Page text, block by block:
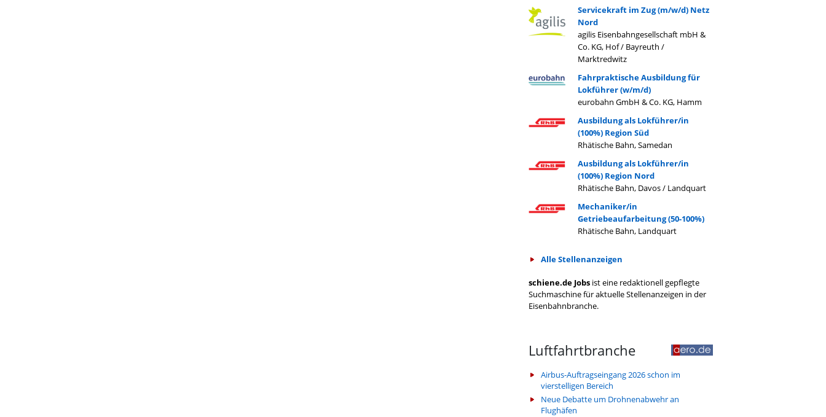
Servicekraft im Zug (m/w/d) Netz
Nord
agilis Eisenbahngesellschaft mbH &
Co. KG, Hof / Bayreuth /
Marktredwitz
Fahrpraktische Ausbildung für
Lokführer (w/m/d)
eurobahn GmbH & Co. KG, Hamm
Ausbildung als Lokführer/in
(100%) Region Süd
Rhätische Bahn, Samedan
Ausbildung als Lokführer/in
(100%) Region Nord
Rhätische Bahn, Davos / Landquart
Mechaniker/in
Getriebeaufarbeitung (50-100%)
Rhätische Bahn, Landquart
Alle Stellenanzeigen
schiene.de Jobs ist eine redaktionell gepflegte
Suchmaschine für aktuelle Stellenanzeigen in der
Eisenbahnbranche.
Luftfahrtbranche
Airbus-Auftragseingang 2026 schon im
vierstelligen Bereich
Neue Debatte um Drohnenabwehr an
Flughäfen